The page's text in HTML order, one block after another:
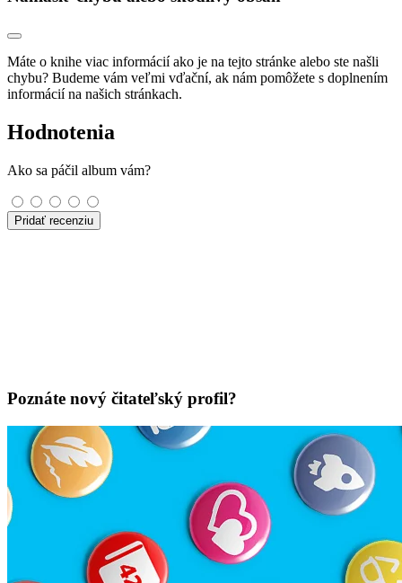
Máte o knihe viac informácií ako je na tejto stránke alebo ste našli
chybu? Budeme vám veľmi vďační, ak nám pomôžete s doplnením
informácií na našich stránkach.
Hodnotenia
Ako sa páčil album vám?
Pridať recenziu
Poznáte nový čitateľský profil?